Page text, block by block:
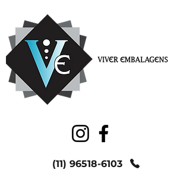
(11) 96518-6103